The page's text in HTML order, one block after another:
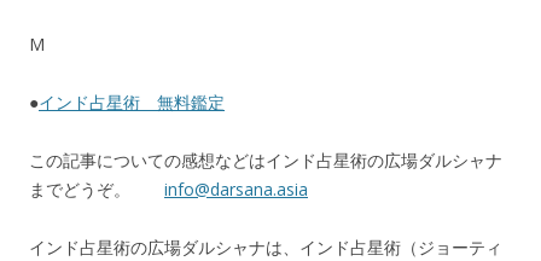
M
●インド占星術 無料鑑定
この記事についての感想などはインド占星術の広場ダルシャナ
までどうぞ。 info@darsana.asia
インド占星術の広場ダルシャナは、インド占星術（ジョーティ